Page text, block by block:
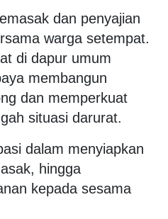
dan penyajian
warga setempat.
di dapur umum
membangun
dan memperkuat
situasi darurat.
dalam menyiapkan
hingga
kepada sesama